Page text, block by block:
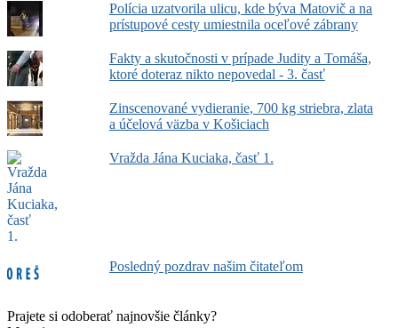
Polícia uzatvorila ulicu, kde býva Matovič a na
prístupové cesty umiestnila oceľové zábrany
Fakty a skutočnosti v prípade Judity a Tomáša,
ktoré doteraz nikto nepovedal - 3. časť
Zinscenované vydieranie, 700 kg striebra, zlata
a účelová väzba v Košiciach
Vražda Jána Kuciaka, časť 1.
Posledný pozdrav našim čitateľom
Prajete si odoberať najnovšie články?